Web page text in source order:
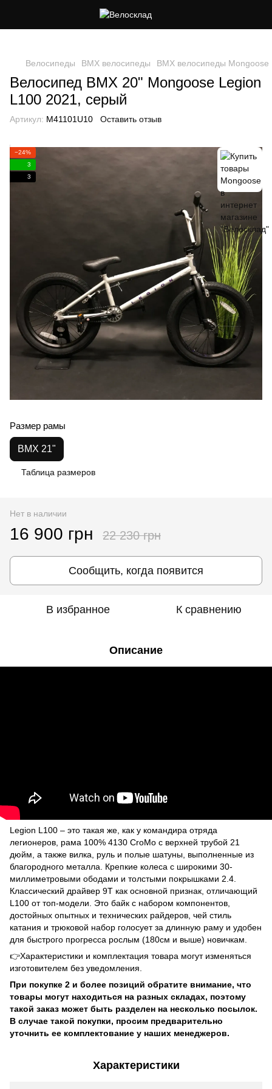
Велосипеды BMX велосипеды BMX велосипеды Mongoose
Велосипед BMX 20" Mongoose Legion
L100 2021, серый
Артикул: M41101U10 Оставить отзыв
−24%
3
3
Размер рамы
BMX 21"
Таблица размеров
Нет в наличии
16 900 грн 22 230 грн
Сообщить, когда появится
В избранное К сравнению
Описание
Legion L100 – это такая же, как у командира отряда
легионеров, рама 100% 4130 CroMo с верхней трубой 21
дюйм, а также вилка, руль и полые шатуны, выполненные из
благородного металла. Крепкие колеса с широкими 30-
миллиметровыми ободами и толстыми покрышками 2.4.
Классический драйвер 9T как основной признак, отличающий
L100 от топ-модели. Это байк с набором компонентов,
достойных опытных и технических райдеров, чей стиль
катания и трюковой набор голосует за длинную раму и удобен
для быстрого прогресса рослым (180см и выше) новичкам.
👉Характеристики и комплектация товара могут изменяться
изготовителем без уведомления.
При покупке 2 и более позиций обратите внимание, что
товары могут находиться на разных складах, поэтому
такой заказ может быть разделен на несколько посылок.
В случае такой покупки, просим предварительно
уточнить ее комплектование у наших менеджеров.
Характеристики